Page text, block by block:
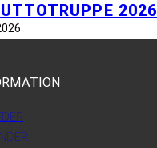
2026